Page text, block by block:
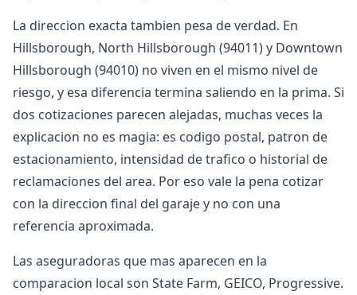
La direccion exacta tambien pesa de verdad. En
Hillsborough, North Hillsborough (94011) y Downtown
Hillsborough (94010) no viven en el mismo nivel de
riesgo, y esa diferencia termina saliendo en la prima. Si
dos cotizaciones parecen alejadas, muchas veces la
explicacion no es magia: es codigo postal, patron de
estacionamiento, intensidad de trafico o historial de
reclamaciones del area. Por eso vale la pena cotizar
con la direccion final del garaje y no con una
referencia aproximada.
Las aseguradoras que mas aparecen en la
comparacion local son State Farm, GEICO, Progressive.